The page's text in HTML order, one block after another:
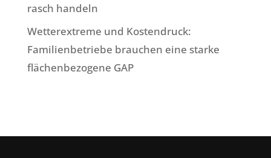
rasch handeln
Wetterextreme und Kostendruck:
Familienbetriebe brauchen eine starke
flächenbezogene GAP